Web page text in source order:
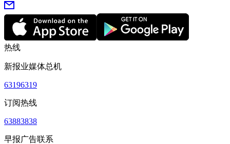
热线
新报业媒体总机
63196319
订阅热线
63883838
早报广告联系